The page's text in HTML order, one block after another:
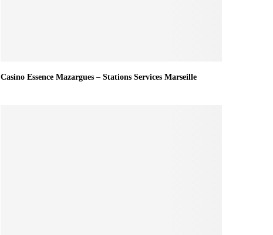
Casino Essence Mazargues – Stations Services Marseille